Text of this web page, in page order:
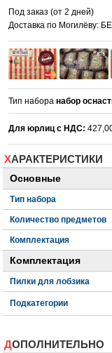
Под заказ (от 2 дней)
Доставка по Могилёву:
Тип наборанабор
Для юрлиц с НДС:
ХАРАКТЕРИСТИКИ
Основные
Тип набора
Количество предметов
Комплектация
Комплектация
Пилки для лобзика
Подкатегории
ДОПОЛНИТЕЛЬНО